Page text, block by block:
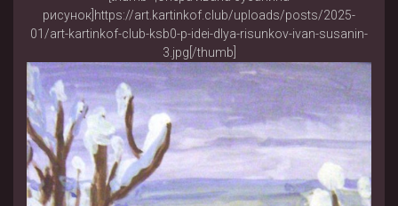
рисунок]https://art.kartinkof.club/uploads/posts/2025-
01/art-kartinkof-club-ksb0-p-idei-dlya-risunkov-ivan-susanin-
3.jpg[/thumb]